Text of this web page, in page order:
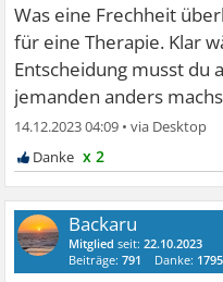
Was eine Frechheit
für eine Therapie. Klar
Entscheidung musst du
jemanden anders
14.12.2023 04:09 •
x 2
Backaru
Mitglied seit:22.10.2023
Beiträge:791 Danke: 1795